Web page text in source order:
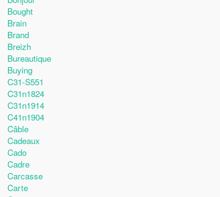
Bought
Brain
Brand
Breizh
Bureautique
Buying
C31-S551
C31n1824
C31n1914
C41n1904
Câble
Cadeaux
Cado
Cadre
Carcasse
Carte